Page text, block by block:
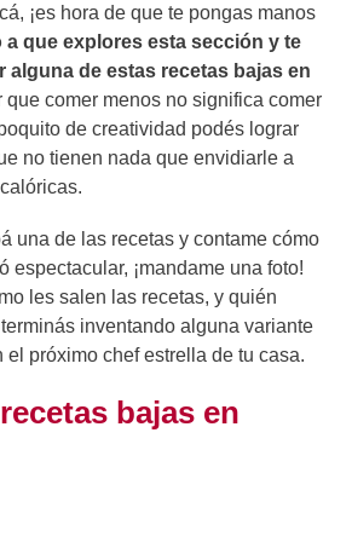
¡es hora de que te pongas manos
a que explores esta sección y te
alguna de estas recetas bajas en
que comer menos no significa comer
de creatividad podés lograr
no tienen nada que envidiarle a
una de las recetas y contame cómo
espectacular, ¡mandame una foto!
les salen las recetas, y quién
inventando alguna variante
el próximo chef estrella de tu casa.
bajas en